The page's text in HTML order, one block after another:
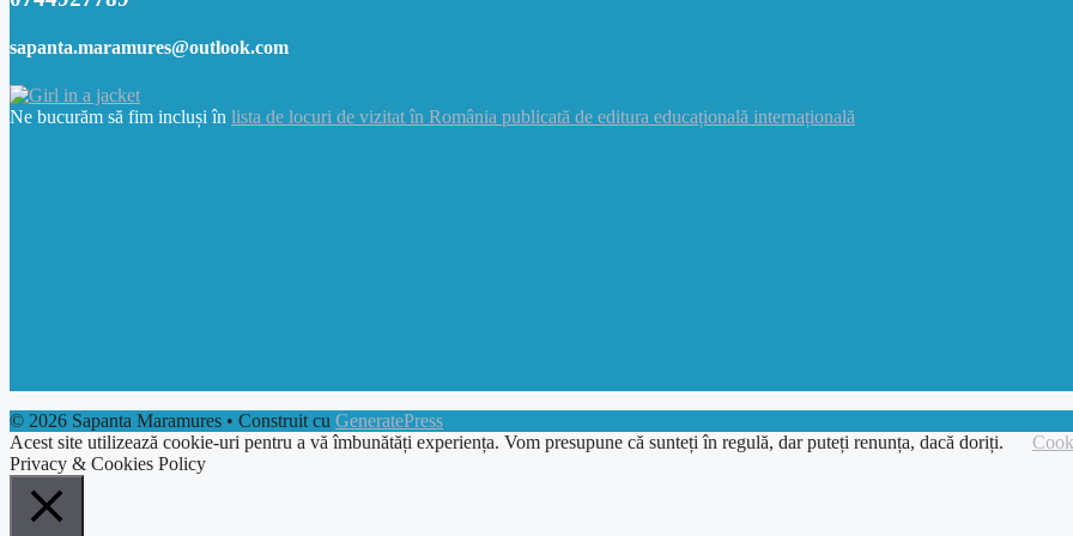
sapanta.maramures@outlook.com
Ne bucurăm să fim incluși în lista de locuri de vizitat în România publicată de editura educațională internațională
© 2026 Sapanta Maramures • Construit cu GeneratePress
Acest site utilizează cookie-uri pentru a vă îmbunătăți experiența. Vom presupune că sunteți în regulă, dar puteți renunța, dacă doriți.
Privacy & Cookies Policy